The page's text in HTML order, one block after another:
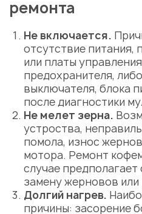
ремонта
Не включается.
отсутствие питания,
или платы
предохранителя,
выключателя, блока
после диагностики
Не мелет зерна.
устроства,
помола, износ
мотора. Ремонт
случае предполагает
замену жерновов или
Долгий нагрев.
причины: засорение